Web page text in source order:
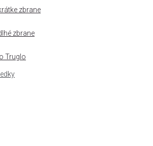
zbrane
zbrane
Truglo